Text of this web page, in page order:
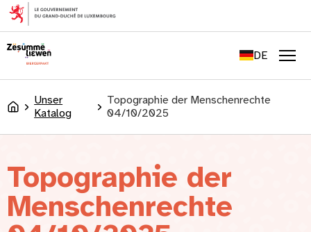
springen
DE
LU
Accueil
Unser
Katalog
Topographie der Menschenrechte
04/10/2025
Topographie der
Menschenrechte